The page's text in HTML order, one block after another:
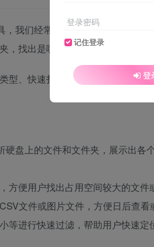
我们经常不知道到底是什么文件
找出是哪个文件夹占用最大空间。
型、快速扫描磁盘、提供详细的
盘上的文件和文件夹，展示出各
便用户找出占用空间较大的文件
文件或图片文件，方便日后查看
进行快速过滤，帮助用户快速定
登录密码
记住登录
登